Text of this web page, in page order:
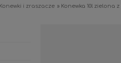
Konewki i zraszacze » Konewka 10l zielona